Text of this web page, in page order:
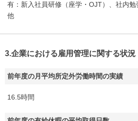
有：新入社員研修（座学・OJT）、社内
他
3.企業における雇用管理に関する状況
前年度の月平均所定外労働時間の実績
16.5時間